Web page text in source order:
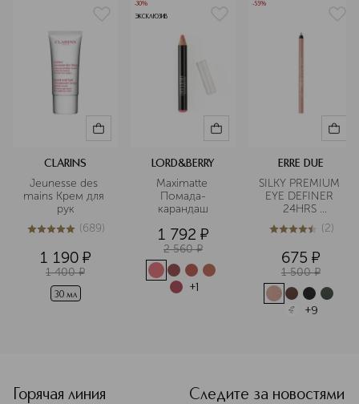
CLARINS
Jeunesse des
mains Крем для
рук
5из 5689 (689)
1 190 ¤
1 400 ¤
30 мл
-30%
ЭКСКЛЮЗИВ
LORD&BERRY
Maximatte
Помада-
карандаш
1 792 ¤
2 560 ¤
+1
-55%
ERRE DUE
SILKY PREMIUM
EYE DEFINER
24HRS
Карандаш для
глаз стойкий
4.5из52 (2)
675 ¤
1 500 ¤
+9
Горячая линия
Следите за новостями